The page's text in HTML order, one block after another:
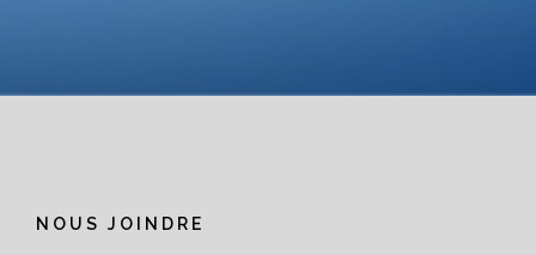
NOUS JOINDRE